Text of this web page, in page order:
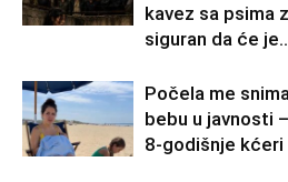
kavez sa psima
siguran da će
Počela me
bebu u javnosti
8-godišnje kćeri